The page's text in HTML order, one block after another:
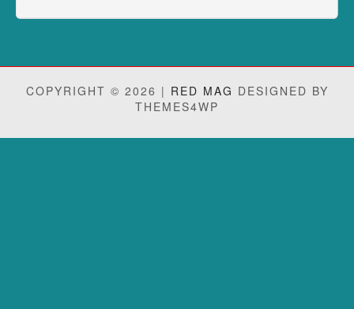
COPYRIGHT © 2026 | RED MAG DESIGNED BY
THEMES4WP